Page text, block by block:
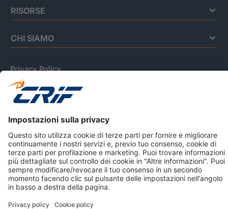
RISORSE
CHI SIAMO
Privacy Policy
Cookie Policy
Informativa Dati Personali
CRIF Business Ethics
Informativa Privacy Relativa Al Sistema Di Informazioni
Creditizie
© 2026 CRIF S.p.A. Tutti i diritti riservati.
sottoscritto € 51.941.235,00 di cui versato € 51.806.190,00 |